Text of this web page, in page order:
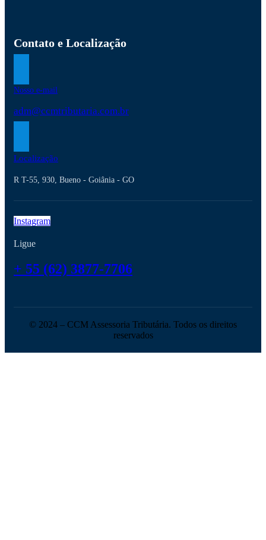
Contato e Localização
Nosso e-mail
adm@ccmtributaria.com.br
Localização
R T-55, 930, Bueno - Goiânia - GO
Instagram
Ligue
+ 55 (62) 3877-7706
© 2024 – CCM Assessoria Tributária. Todos os direitos
reservados